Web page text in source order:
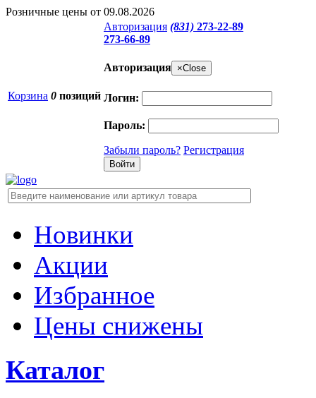
Розничные цены от 09.08.2026
Корзина 0 позиций
Авторизация (831) 273-22-89
273-66-89
Авторизация ×Close
Логин:
Пароль:
Забыли пароль? Регистрация
Новинки
Акции
Избранное
Цены снижены
Каталог